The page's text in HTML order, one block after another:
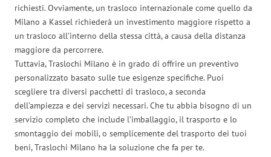
richiesti. Ovviamente, un trasloco internazionale come quello da
Milano a Kassel richiederà un investimento maggiore rispetto a
un trasloco all’interno della stessa città, a causa della distanza
maggiore da percorrere.
Tuttavia, Traslochi Milano è in grado di offrire un preventivo
personalizzato basato sulle tue esigenze specifiche. Puoi
scegliere tra diversi pacchetti di trasloco, a seconda
dell’ampiezza e dei servizi necessari. Che tu abbia bisogno di un
servizio completo che include l’imballaggio, il trasporto e lo
smontaggio dei mobili, o semplicemente del trasporto dei tuoi
beni, Traslochi Milano ha la soluzione che fa per te.